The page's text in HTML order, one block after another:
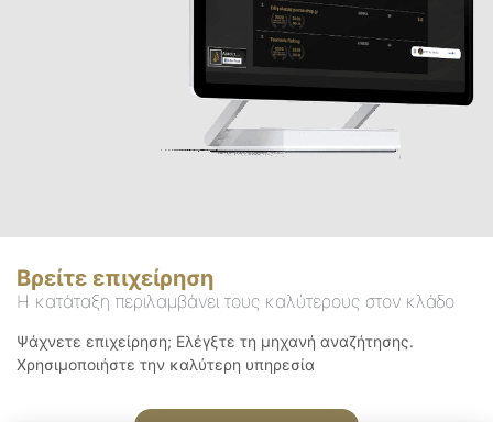
Βρείτε επιχείρηση
Η κατάταξη περιλαμβάνει τους καλύτερους στον κλάδο
Ψάχνετε επιχείρηση; Ελέγξτε τη μηχανή αναζήτησης.
Χρησιμοποιήστε την καλύτερη υπηρεσία